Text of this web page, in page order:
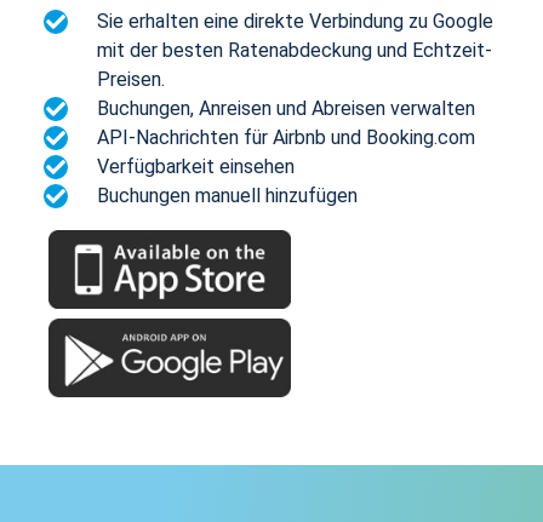
Sie erhalten eine direkte Verbindung zu Google
mit der besten Ratenabdeckung und Echtzeit-
Preisen.
Buchungen, Anreisen und Abreisen verwalten
API-Nachrichten für Airbnb und Booking.com
Verfügbarkeit einsehen
Buchungen manuell hinzufügen